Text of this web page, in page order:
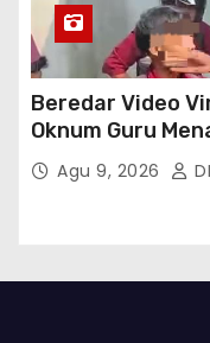
Beredar Video
Oknum Guru
Parkir Sekolah
Agu 9, 2026